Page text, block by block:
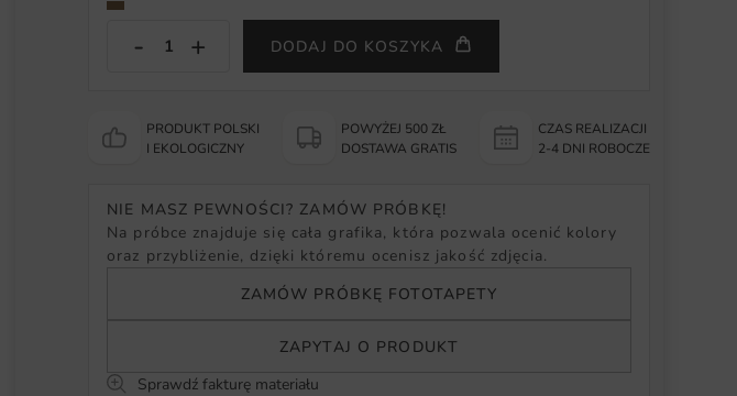
DODAJ DO KOSZYKA
PRODUKT POLSKI
I EKOLOGICZNY
POWYŻEJ 500 ZŁ
DOSTAWA GRATIS
CZAS REALIZACJI
2-4 DNI ROBOCZE
NIE MASZ PEWNOŚCI? ZAMÓW PRÓBKĘ!
Na próbce znajduje się cała grafika, która pozwala ocenić kolory
oraz przybliżenie, dzięki któremu ocenisz jakość zdjęcia.
ZAMÓW PRÓBKĘ FOTOTAPETY
ZAPYTAJ O PRODUKT
Sprawdź fakturę materiału